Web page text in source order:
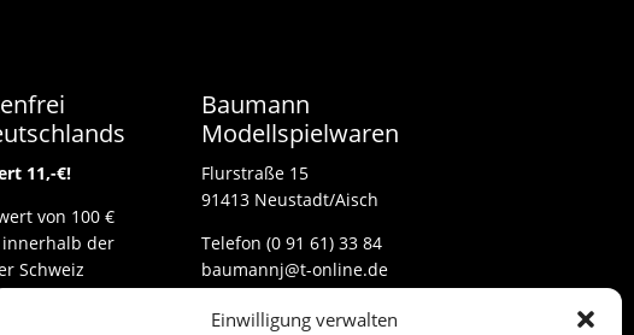
Einwilligung verwalten
11,-€!
von 100 €
der
Schweiz
DHL und
Baumann
Modellspielwaren
Flurstraße 15
91413 Neustadt/Aisch
Telefon (0 91 61) 33 84
baumannj@t-online.de